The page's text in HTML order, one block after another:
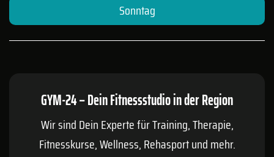
Sonntag
GYM-24 – Dein Fitnessstudio in der Region
Wir sind Dein Experte für Training, Therapie,
Fitnesskurse, Wellness, Rehasport und mehr.